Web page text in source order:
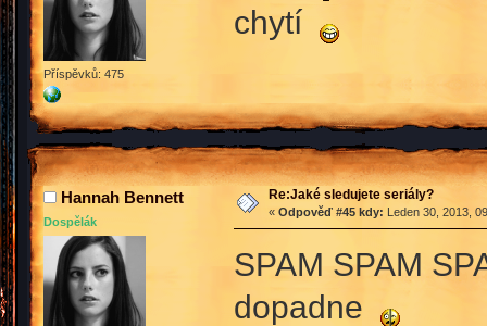
Příspěvků: 475
chytí
Hannah Bennett
Dospělák
Re:Jaké sledujete seriály?
« Odpověď #45 kdy: Leden 30, 2013,
SPAM SPAM
dopadne